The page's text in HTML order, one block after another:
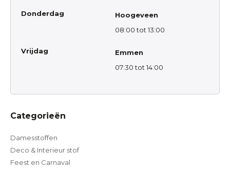
Donderdag
Hoogeveen
08:00 tot 13:00
Vrijdag
Emmen
07:30 tot 14:00
Categorieën
Damesstoffen
Deco & Interieur stof
Feest en Carnaval